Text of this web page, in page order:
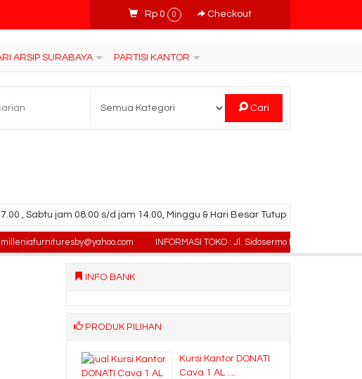
Rp 0 0 Checkout
ARSIP SURABAYA PARTISI KANTOR
Cari
, Sabtu jam 08.00 s/d jam 14.00, Minggu & Hari Besar Tutup
INFORMASI TOKO : Jl. Sidosermo II / 76 (Ruko Graha
INFO BANK
PRODUK PILIHAN
Kursi Kantor DONATI
Cava 1 AL ....